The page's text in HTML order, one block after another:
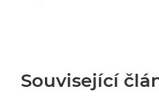
Související